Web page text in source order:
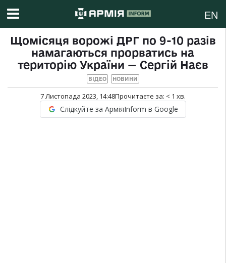
EN
Щомісяця ворожі ДРГ по 9-10 разів
намагаються прорватись на
територію України — Сергій Наєв
ВІДЕО НОВИНИ
7 Листопада 2023, 14:48Прочитаєте за: < 1 хв.
Слідкуйте за АрміяInform в Google